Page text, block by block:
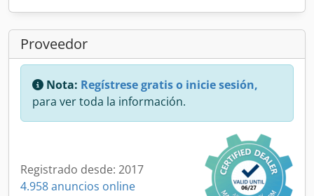
Proveedor
Nota: Regístrese gratis o inicie sesión,
para ver toda la información.
Registrado desde: 2017
4.958 anuncios online